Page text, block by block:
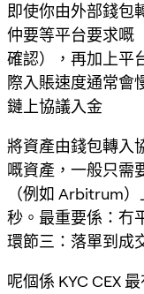
即使你由外部錢包
仲要等平台要求嘅
確認），再加上平
際入賬速度通常會
鏈上協議入金
將資產由錢包轉入
嘅資產，一般只需
（例如 Arbitrum
秒。最重要係：冇
環節三：落單到成
呢個係 KYC CEX